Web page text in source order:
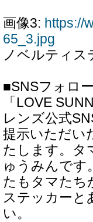
画像3: https://
65_3.jpg
ノベルティス
■SNSフォロ
「LOVE
レンズ公式
提示いただい
たします。タ
ゅうみんです
たもタマたち
ステッカーと
い。